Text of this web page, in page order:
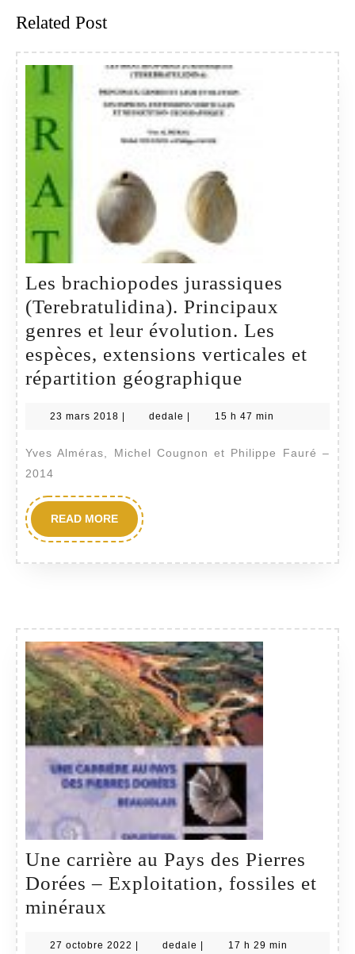
Related Post
Les brachiopodes jurassiques
(Terebratulidina). Principaux
genres et leur évolution. Les
espèces, extensions verticales et
répartition géographique
jurassiques
évolution.
extensions
verticales
et
répartition
23 mars 2018 23
| dedale dedale
| 15 h 47 min
Yves Alméras, Michel Cougnon et Philippe Fauré –
2014
READ MOREREAD
MORE
Une carrière au Pays des Pierres
Dorées – Exploitation, fossiles et
minéraux
27 octobre 2022 27
dedale dedale17 h 29 min